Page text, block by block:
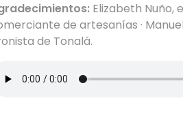
Elizabeth Nuño,
de artesanías ·
de Tonalá.